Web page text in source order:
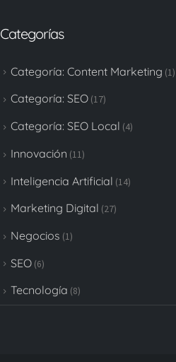
Categorías
Categoría: Content Marketing (1)
Categoría: SEO (17)
Categoría: SEO Local (4)
Innovación (11)
Inteligencia Artificial (14)
Marketing Digital (27)
Negocios (1)
SEO (6)
Tecnología (8)